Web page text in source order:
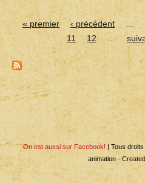
dans
la
forêt
de
Moncor
Pages
« premier ‹ précédent …
11
12 …
Back
to
top
On est aussi sur Facebook! | Tous
animation -